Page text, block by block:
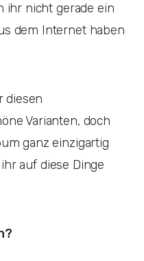
ihr nicht gerade ein
dem Internet haben
diesen
Varianten, doch
ganz einzigartig
auf diese Dinge